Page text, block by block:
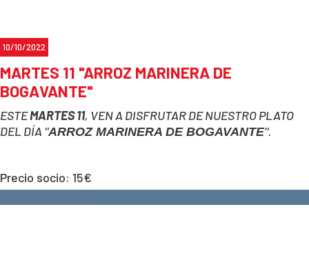
10/10/2022
MARTES 11 "ARROZ MARINERA DE
BOGAVANTE"
ESTEMARTES 11, VEN A DISFRUTAR DE NUESTRO PLATO
DEL DÍA "ARROZ MARINERA DE BOGAVANTE".
Precio socio: 15€
Precio no socio: 20€